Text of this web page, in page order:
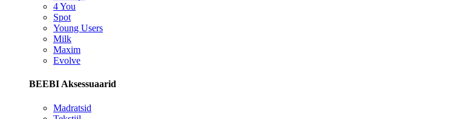
4 You
Spot
Young Users
Milk
Maxim
Evolve
BEEBI Aksessuaarid
Madratsid